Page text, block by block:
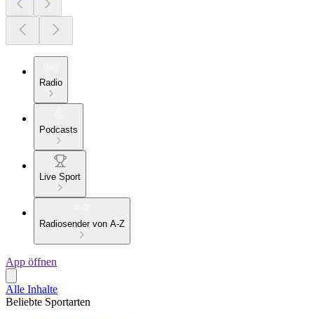
Radio
Podcasts
Live Sport
Radiosender von A-Z
App öffnen
Alle Inhalte
Beliebte Sportarten